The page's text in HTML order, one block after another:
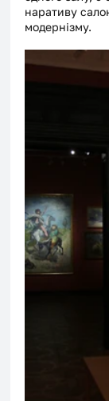
наративу
модернізму.